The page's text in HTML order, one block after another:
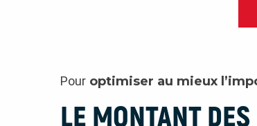
Pour optimiser au mieux
LE MONTANT